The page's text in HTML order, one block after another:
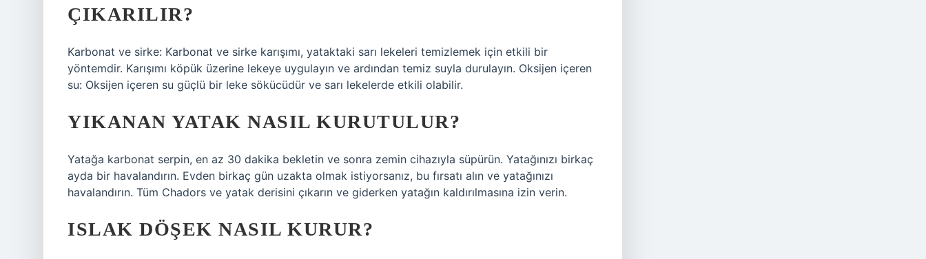
ÇIKARILIR?
Karbonat ve sirke: Karbonat ve sirke karışımı, yataktaki sarı lekeleri temizlemek için etkili bir
yöntemdir. Karışımı köpük üzerine lekeye uygulayın ve ardından temiz suyla durulayın. Oksijen içeren
su: Oksijen içeren su güçlü bir leke sökücüdür ve sarı lekelerde etkili olabilir.
YIKANAN YATAK NASIL KURUTULUR?
Yatağa karbonat serpin, en az 30 dakika bekletin ve sonra zemin cihazıyla süpürün. Yatağınızı birkaç
ayda bir havalandırın. Evden birkaç gün uzakta olmak istiyorsanız, bu fırsatı alın ve yatağınızı
havalandırın. Tüm Chadors ve yatak derisini çıkarın ve giderken yatağın kaldırılmasına izin verin.
ISLAK DÖŞEK NASIL KURUR?